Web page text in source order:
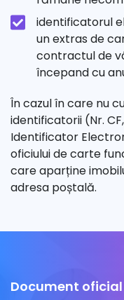
identificatorul
un extras de
contractul de
începand cu
În cazul în care nu
identificatorii (Nr.
Identificator
oficiului de carte
care aparține
adresa poștală.
Document oficial